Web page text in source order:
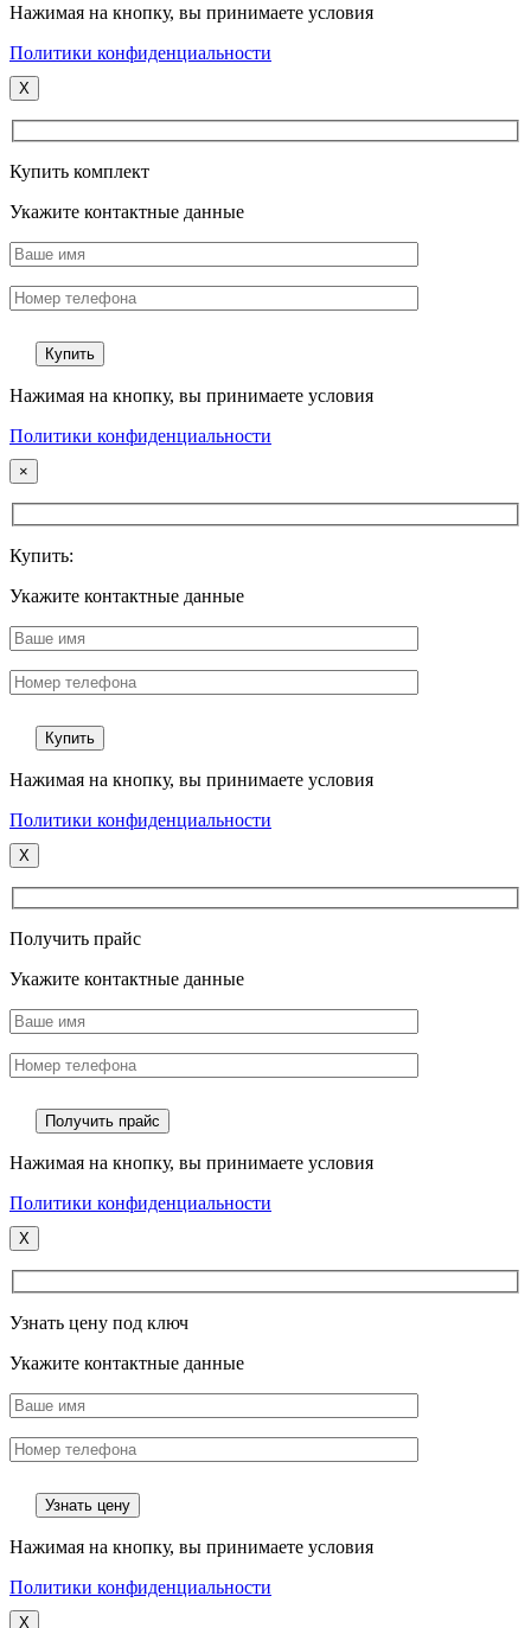
Нажимая на кнопку, вы принимаете условия
Политики конфиденциальности
X
Купить комплект
Укажите контактные данные
Нажимая на кнопку, вы принимаете условия
Политики конфиденциальности
×
Купить:
Укажите контактные данные
Нажимая на кнопку, вы принимаете условия
Политики конфиденциальности
X
Получить прайс
Укажите контактные данные
Нажимая на кнопку, вы принимаете условия
Политики конфиденциальности
X
Узнать цену под ключ
Укажите контактные данные
Нажимая на кнопку, вы принимаете условия
Политики конфиденциальности
X